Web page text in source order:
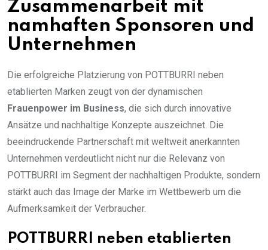
Zusammenarbeit mit
namhaften Sponsoren und
Unternehmen
Die erfolgreiche Platzierung von POTTBURRI neben
etablierten Marken zeugt von der dynamischen
Frauenpower im Business, die sich durch innovative
Ansätze und nachhaltige Konzepte auszeichnet. Die
beeindruckende Partnerschaft mit weltweit anerkannten
Unternehmen verdeutlicht nicht nur die Relevanz von
POTTBURRI im Segment der nachhaltigen Produkte, sondern
stärkt auch das Image der Marke im Wettbewerb um die
Aufmerksamkeit der Verbraucher.
POTTBURRI neben etablierten